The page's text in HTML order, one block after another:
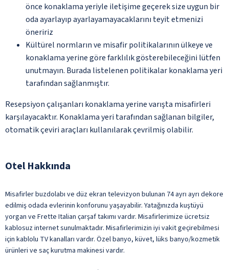
önce konaklama yeriyle iletişime geçerek size uygun bir
oda ayarlayıp ayarlayamayacaklarını teyit etmenizi
öneririz
Kültürel normların ve misafir politikalarının ülkeye ve
konaklama yerine göre farklılık gösterebileceğini lütfen
unutmayın. Burada listelenen politikalar konaklama yeri
tarafından sağlanmıştır.
Resepsiyon çalışanları konaklama yerine varışta misafirleri
karşılayacaktır. Konaklama yeri tarafından sağlanan bilgiler,
otomatik çeviri araçları kullanılarak çevrilmiş olabilir.
Otel Hakkında
Misafirler buzdolabı ve düz ekran televizyon bulunan 74 ayrı ayrı dekore
edilmiş odada evlerinin konforunu yaşayabilir. Yatağınızda kuştüyü
yorgan ve Frette Italian çarşaf takımı vardır. Misafirlerimize ücretsiz
kablosuz internet sunulmaktadır. Misafirlerimizin iyi vakit geçirebilmesi
için kablolu TV kanalları vardır. Özel banyo, küvet, lüks banyo/kozmetik
ürünleri ve saç kurutma makinesi vardır.